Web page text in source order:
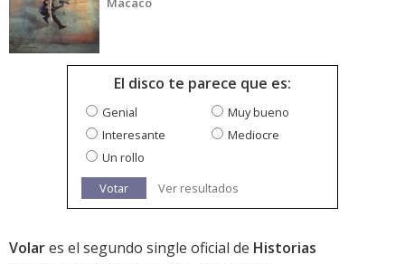
El disco te parece que es:
Genial
Muy bueno
Interesante
Mediocre
Un rollo
Votar
Ver resultados
Volares el segundo single oficial de Historias